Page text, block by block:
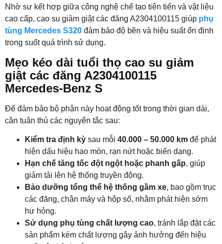
Nhờ sự kết hợp giữa công nghệ chế tạo tiên tiến và vật liệu
cao cấp, cao su giảm giật các đăng A2304100115 giúp phụ
tùng Mercedes S320 đảm bảo độ bền và hiệu suất ổn định
trong suốt quá trình sử dụng.
Mẹo kéo dài tuổi thọ cao su giảm
giật các đăng A2304100115
Mercedes-Benz S
Để đảm bảo bộ phận này hoạt động tốt trong thời gian dài,
cần tuân thủ các nguyên tắc sau:
Kiểm tra định kỳ sau mỗi 40.000 – 50.000 km để phát
hiện dấu hiệu hao mòn, rạn nứt hoặc biến dạng.
Hạn chế tăng tốc đột ngột hoặc phanh gấp, giúp
giảm tải lên hệ thống truyền động.
Bảo dưỡng tổng thể hệ thống gầm xe, bao gồm trục
các đăng, chân máy và hộp số, nhằm phát hiện sớm
hư hỏng.
Sử dụng phụ tùng chất lượng cao, tránh lắp đặt các
sản phẩm kém chất lượng gây ảnh hưởng đến hiệu